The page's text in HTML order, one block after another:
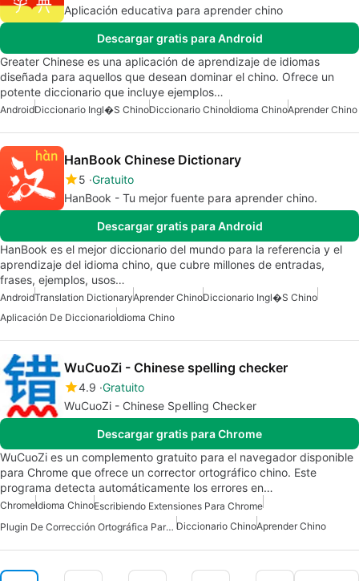
Aplicación educativa para aprender chino
Descargar gratis para Android
Greater Chinese es una aplicación de aprendizaje de idiomas
diseñada para aquellos que desean dominar el chino. Ofrece un
potente diccionario que incluye ejemplos…
AndroidDiccionario Ingl�s ChinoDiccionario ChinoIdioma ChinoAprender Chino
HanBook Chinese Dictionary
5 Gratuito
HanBook - Tu mejor fuente para aprender chino.
Descargar gratis para Android
HanBook es el mejor diccionario del mundo para la referencia y el
aprendizaje del idioma chino, que cubre millones de entradas,
frases, ejemplos, usos…
AndroidTranslation DictionaryAprender ChinoDiccionario Ingl�s Chino
Aplicación De DiccionarioIdioma Chino
WuCuoZi - Chinese spelling checker
4.9 Gratuito
WuCuoZi - Chinese Spelling Checker
Descargar gratis para Chrome
WuCuoZi es un complemento gratuito para el navegador disponible
para Chrome que ofrece un corrector ortográfico chino. Este
programa detecta automáticamente los errores en…
ChromeIdioma ChinoEscribiendo Extensiones Para Chrome
Plugin De Corrección Ortográfica Para Chrome Diccionario ChinoAprender Chino